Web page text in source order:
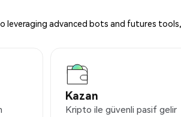
leveraging advanced bots and futures
Kazan
Kripto ile güvenli pasif gelir